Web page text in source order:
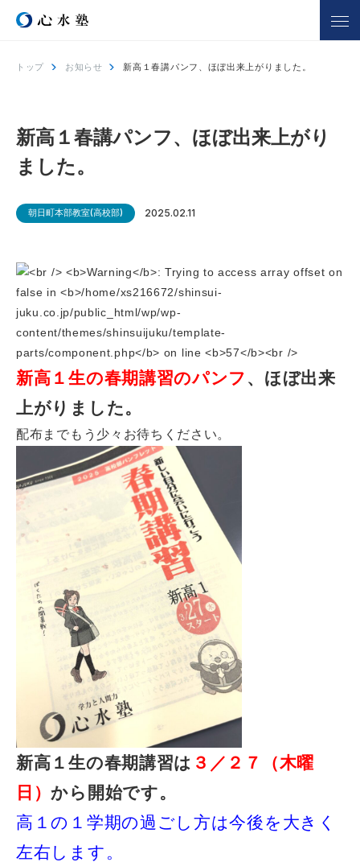
心水塾の思い
会社概要
合宿部
中学生コース
教室を探す 入塾までの流れ
合格実績 合格者の声
お知らせ
心水塾からのお知らせ
各教室からのお知らせ
メディア
資料請求 お問い合わせ
follow us
お友達紹介
トップ お知らせ 新高１春講パンフ、ほぼ出来上がりました。
新高１春講パンフ、ほぼ出来上がり
ました。
朝日町本部教室(高校部) 2025.02.11
新高１生の春期講習のパンフ 、ほぼ出来
上がりました。
配布までもう少々お待ちください。
新高１生の春期講習は ３／２７（木曜
日）から開始です。
高１の１学期の過ごし方は今後を大きく
左右します。